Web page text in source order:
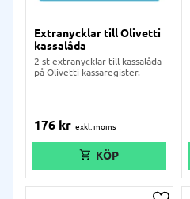
Extranycklar till Olivetti
kassalåda
2 st extranycklar till kassalåda
på Olivetti kassaregister.
176 kr